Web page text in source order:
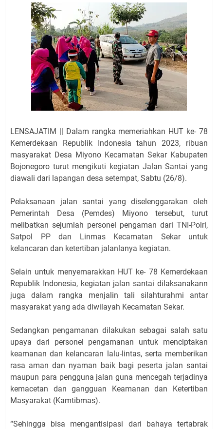
LENSAJATIM || Dalam rangka memeriahkan HUT ke- 78
Kemerdekaan Republik Indonesia tahun 2023, ribuan
masyarakat Desa Miyono Kecamatan Sekar Kabupaten
Bojonegoro turut mengikuti kegiatan Jalan Santai yang
diawali dari lapangan desa setempat, Sabtu (26/8).
Pelaksanaan jalan santai yang diselenggarakan oleh
Pemerintah Desa (Pemdes) Miyono tersebut, turut
melibatkan sejumlah personel pengaman dari TNI-Polri,
Satpol PP dan Linmas Kecamatan Sekar untuk
kelancaran dan ketertiban jalanlanya kegiatan.
Selain untuk menyemarakkan HUT ke- 78 Kemerdekaan
Republik Indonesia, kegiatan jalan santai dilaksanakann
juga dalam rangka menjalin tali silahturahmi antar
masyarakat yang ada diwilayah Kecamatan Sekar.
Sedangkan pengamanan dilakukan sebagai salah satu
upaya dari personel pengamanan untuk menciptakan
keamanan dan kelancaran lalu-lintas, serta memberikan
rasa aman dan nyaman baik bagi peserta jalan santai
maupun para pengguna jalan guna mencegah terjadinya
kemacetan dan gangguan Keamanan dan Ketertiban
Masyarakat (Kamtibmas).
“Sehingga bisa mengantisipasi dari bahaya tertabrak